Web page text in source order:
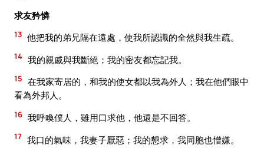
求友矜憐
13 他把我的弟兄隔在遠處，使我所認識的全然與我生疏。
14 我的親戚與我斷絕；我的密友都忘記我。
15 在我家寄居的，和我的使女都以我為外人；我在他們眼中
看為外邦人。
16 我呼喚僕人，雖用口求他，他還是不回答。
17 我口的氣味，我妻子厭惡；我的懇求，我同胞也憎嫌。